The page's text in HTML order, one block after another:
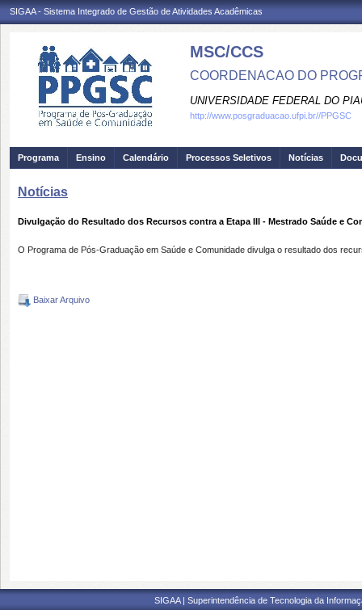
SIGAA - Sistema Integrado de Gestão de Atividades Acadêmicas
MSC/CCS
COORDENACAO DO
UNIVERSIDADE FEDERAL DO
http://www.posgraduacao.ufpi.br//PPGSC
Programa Ensino Calendário Processos Seletivos Notícias
Notícias
Divulgação do Resultado dos Recursos contra a Etapa III - Mestrado Saúde e
O Programa de Pós-Graduação em Saúde e Comunidade divulga o resultado dos
Baixar Arquivo
SIGAA | Superintendência de Tecnologia da